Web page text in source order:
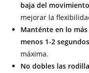
baja del
mejorar la
Manténte en lo
menos 1-2 segundos
máxima.
No dobles las